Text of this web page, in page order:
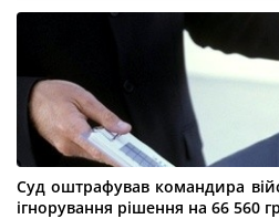
Суд оштрафував командира
ігнорування рішення на 66 560